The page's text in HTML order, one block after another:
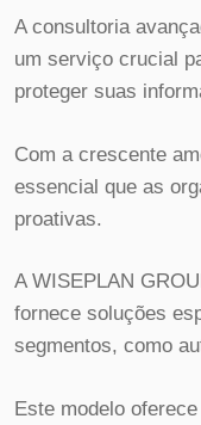
A consultoria
um serviço crucial
proteger suas
Com a crescente
essencial que as
proativas.
A WISEPLAN
fornece soluções
segmentos, como
Este modelo